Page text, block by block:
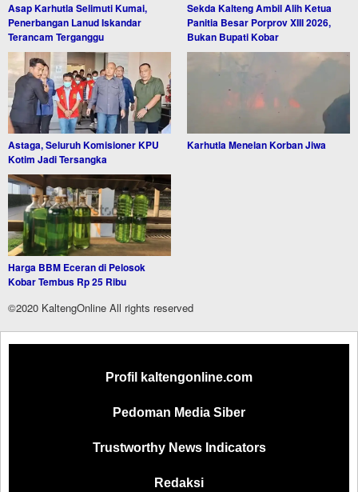
Asap Karhutla Selimuti Kumai,
Penerbangan Lanud Iskandar
Terancam Terganggu
Sekda Kalteng Ambil Alih Ketua
Panitia Besar Porprov XIII 2026,
Bukan Bupati Kobar
Astaga, Seluruh Komisioner KPU
Kotim Jadi Tersangka
Karhutla Menelan Korban Jiwa
Harga BBM Eceran di Pelosok
Kobar Tembus Rp 25 Ribu
©2020 KaltengOnline All rights reserved
Profil kaltengonline.com
Pedoman Media Siber
Trustworthy News Indicators
Redaksi